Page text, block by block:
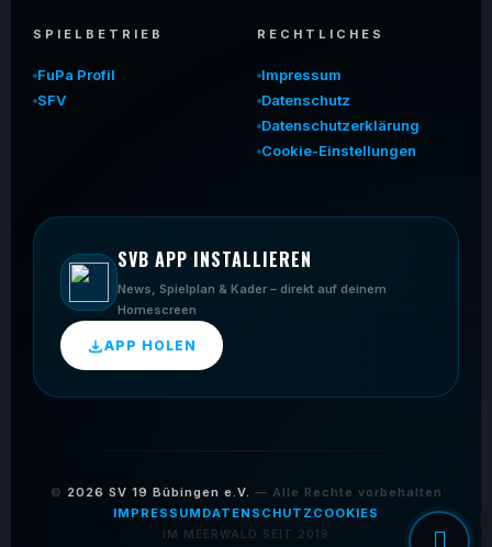
SPIELBETRIEB
FuPa Profil
SFV
RECHTLICHES
Impressum
Datenschutz
Datenschutzerklärung
Cookie-Einstellungen
SVB APP INSTALLIEREN
News, Spielplan & Kader – direkt auf deinem
Homescreen
APP HOLEN
© 2026 SV 19 Bübingen e.V. — Alle Rechte vorbehalten
IMPRESSUM DATENSCHUTZ COOKIES
IM MEERWALD SEIT 2019